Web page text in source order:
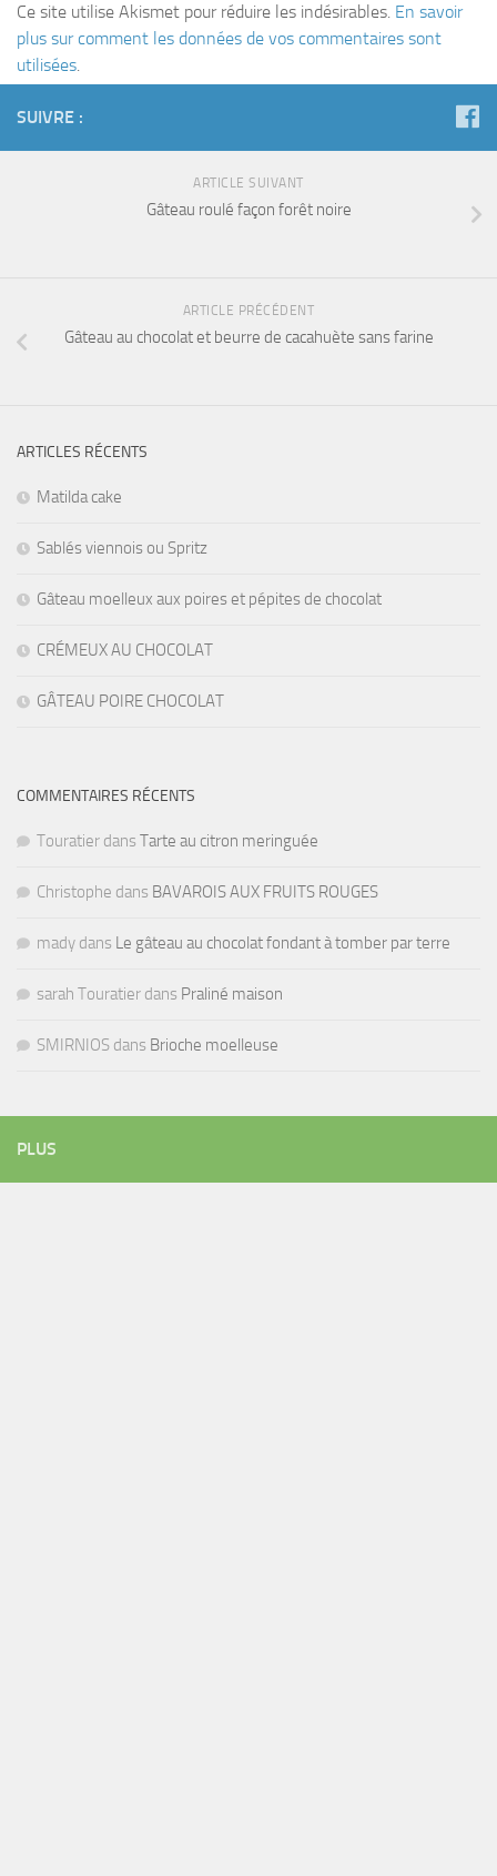
Ce site utilise Akismet pour réduire les indésirables. En savoir
plus sur comment les données de vos commentaires sont
utilisées.
SUIVRE :
ARTICLE SUIVANT
Gâteau roulé façon forêt noire
ARTICLE PRÉCÉDENT
Gâteau au chocolat et beurre de cacahuète sans farine
ARTICLES RÉCENTS
Matilda cake
Sablés viennois ou Spritz
Gâteau moelleux aux poires et pépites de chocolat
CRÉMEUX AU CHOCOLAT
GÂTEAU POIRE CHOCOLAT
COMMENTAIRES RÉCENTS
Touratier dans Tarte au citron meringuée
Christophe dans BAVAROIS AUX FRUITS ROUGES
mady dans Le gâteau au chocolat fondant à tomber par terre
sarah Touratier dans Praliné maison
SMIRNIOS dans Brioche moelleuse
PLUS